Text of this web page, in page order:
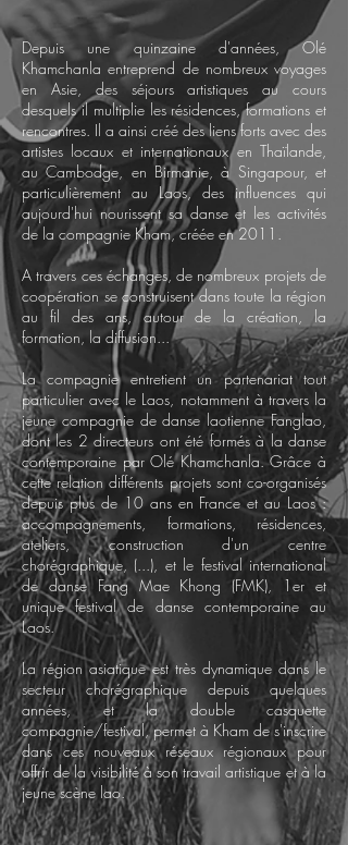
Depuis une quinzaine d'années, Olé
Khamchanla entreprend de nombreux voyages
en Asie, des séjours artistiques au cours
desquels il multiplie les résidences, formations et
rencontres. Il a ainsi créé des liens forts avec des
artistes locaux et internationaux en Thaïlande,
au Cambodge, en Birmanie, à Singapour, et
particulièrement au Laos, des influences qui
aujourd'hui nourissent sa danse et les activités
de la compagnie Kham, créée en 2011.
A travers ces échanges, de nombreux projets de
coopération se construisent dans toute la région
au fil des ans, autour de la création, la
formation, la diffusion...
La compagnie entretient un partenariat tout
particulier avec le Laos, notamment à travers la
jeune compagnie de danse laotienne Fanglao,
dont les 2 directeurs ont été formés à la danse
contemporaine par Olé Khamchanla. Grâce à
cette relation différents projets sont co-organisés
depuis plus de 10 ans en France et au Laos :
accompagnements, formations, résidences,
ateliers, construction d'un centre
chorégraphique, (...), et le festival international
de danse Fang Mae Khong (FMK), 1er et
unique festival de danse contemporaine au
Laos.
La région asiatique est très dynamique dans le
secteur chorégraphique depuis quelques
années, et la double casquette
compagnie/festival, permet à Kham de s'inscrire
dans ces nouveaux réseaux régionaux pour
offrir de la visibilité à son travail artistique et à la
jeune scène lao.